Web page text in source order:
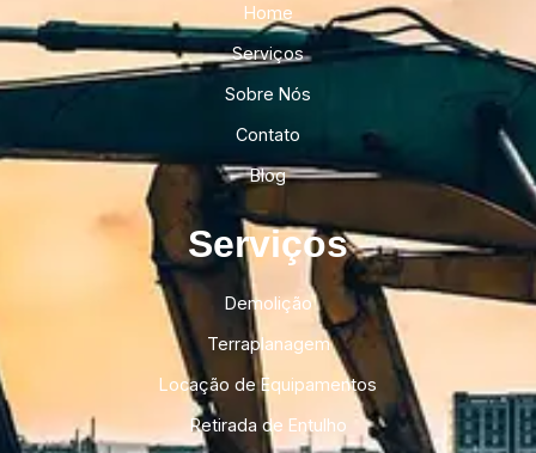
Home
Serviços
Sobre Nós
Contato
Blog
Serviços
Demolição
Terraplanagem
Locação de Equipamentos
Retirada de Entulho